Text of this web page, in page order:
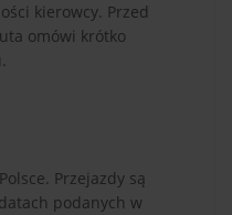
kierowcy. Przed
omówi krótko
Przejazdy są
podanych w